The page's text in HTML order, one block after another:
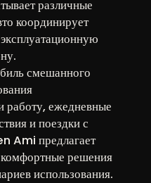
различные
координирует
смешанного
работу, ежедневные
и поездки с
Ami предлагает
решения
использования.